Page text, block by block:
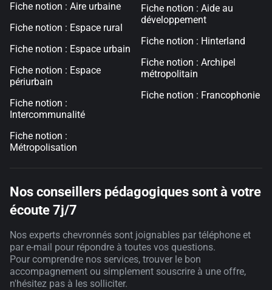
Fiche notion : Aire urbaine
Fiche notion : Espace rural
Fiche notion : Espace urbain
Fiche notion : Espace
périurbain
Fiche notion :
Intercommunalité
Fiche notion :
Métropolisation
Fiche notion : Aide au
développement
Fiche notion : Hinterland
Fiche notion : Archipel
métropolitain
Fiche notion : Francophonie
Nos conseillers pédagogiques sont à votre
écoute 7j/7
Nos experts chevronnés sont joignables par téléphone et
par e-mail pour répondre à toutes vos questions.
Pour comprendre nos services, trouver le bon
accompagnement ou simplement souscrire à une offre,
n'hésitez pas à les solliciter.